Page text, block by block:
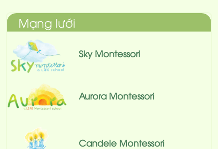
Mạng lưới
Sky Montessori
Aurora Montessori
Candele Montessori